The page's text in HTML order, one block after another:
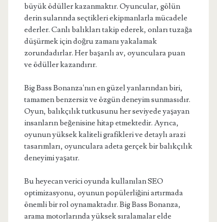
büyük ödüller kazanmaktır. Oyuncular, gölün
derin sularında seçtikleri ekipmanlarla mücadele
ederler. Canlı balıkları takip ederek, onları tuzağa
düşürmek için doğru zamanı yakalamak
zorundadırlar. Her başarılı av, oyunculara puan
ve ödüller kazandırır.
Big Bass Bonanza'nın en güzel yanlarından biri,
tamamen benzersiz ve özgün deneyim sunmasıdır.
Oyun, balıkçılık tutkusunu her seviyede yaşayan
insanların beğenisine hitap etmektedir. Ayrıca,
oyunun yüksek kaliteli grafikleri ve detaylı arazi
tasarımları, oyunculara adeta gerçek bir balıkçılık
deneyimi yaşatır.
Bu heyecan verici oyunda kullanılan SEO
optimizasyonu, oyunun popülerliğini artırmada
önemli bir rol oynamaktadır. Big Bass Bonanza,
arama motorlarında yüksek sıralamalar elde